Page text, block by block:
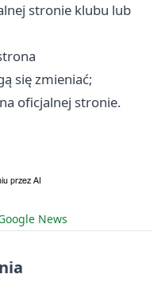
stronie klubu lub
się zmieniać;
oficjalnej stronie.
News